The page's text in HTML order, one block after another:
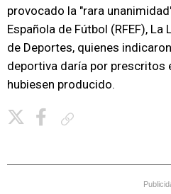
provocado la "rara
Española de Fútbol (RFEF),
de Deportes, quienes
deportiva daría por prescritos
hubiesen producido.